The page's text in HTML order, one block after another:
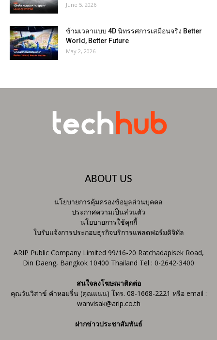
June 5, 2026
ข้ามเวลาแบบ 4D นิทรรศการเสมือนจริง Better
World, Better Future
May 2, 2026
ABOUT US
นโยบายการคุ้มครองข้อมูลส่วนบุคคล
ประกาศความเป็นส่วนตัว
นโยบายการใช้คุกกี้
ใบรับแจ้งการประกอบธุรกิจบริการแพลตฟอร์มดิจิทัล
ARIP Public Company Limited 99/16-20 Ratchadapisek Road,
Din Daeng, Bangkok 10400 Thailand Tel : 0-2642-3400
สนใจลงโฆษณาติดต่อ
คุณวันวิสาข์ คำหอมรื่น (คุณแนน) โทร. 08-1668-2221 หรือ email :
wanvisak@arip.co.th
ฝากข่าวประชาสัมพันธ์